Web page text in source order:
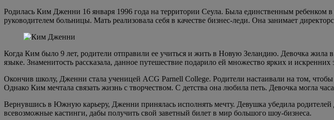
Родилась Ким Дженни 16 января 1996 года на территории Сеула. Была единственным ребенком
руководителем больницы. Мать реализовала себя в качестве бизнес-леди. Она занимает
Когда Ким было 9 лет, родители отправили ее учиться и жить в Новую Зеландию. Девочка жила
языке. Знаменитость рассказала, данное путешествие подарило ей множество ярких и искренних
Окончив школу, Дженни стала ученицей ACG Parnell College. Родители настаивали на том,
Однако Ким мечтала связать жизнь с творчеством. С детства она любила петь. Девочка могла
Вернувшись в Южную карьеру, Дженни принялась исполнять мечту. Девушка убедила родителей
всевозможные кастинги, дабы получить свой заветный билет в мир большого шоу-бизнеса.